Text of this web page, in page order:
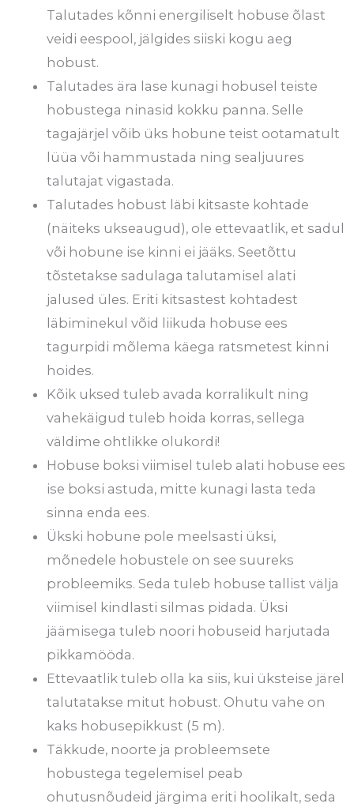
Talutades kõnni energiliselt hobuse õlast
veidi eespool, jälgides siiski kogu aeg
hobust.
Talutades ära lase kunagi hobusel teiste
hobustega ninasid kokku panna. Selle
tagajärjel võib üks hobune teist ootamatult
lüüa või hammustada ning sealjuures
talutajat vigastada.
Talutades hobust läbi kitsaste kohtade
(näiteks ukseaugud), ole ettevaatlik, et sadul
või hobune ise kinni ei jääks. Seetõttu
tõstetakse sadulaga talutamisel alati
jalused üles. Eriti kitsastest kohtadest
läbiminekul võid liikuda hobuse ees
tagurpidi mõlema käega ratsmetest kinni
hoides.
Kõik uksed tuleb avada korralikult ning
vahekäigud tuleb hoida korras, sellega
väldime ohtlikke olukordi!
Hobuse boksi viimisel tuleb alati hobuse ees
ise boksi astuda, mitte kunagi lasta teda
sinna enda ees.
Ükski hobune pole meelsasti üksi,
mõnedele hobustele on see suureks
probleemiks. Seda tuleb hobuse tallist välja
viimisel kindlasti silmas pidada. Üksi
jäämisega tuleb noori hobuseid harjutada
pikkamööda.
Ettevaatlik tuleb olla ka siis, kui üksteise järel
talutatakse mitut hobust. Ohutu vahe on
kaks hobusepikkust (5 m).
Täkkude, noorte ja probleemsete
hobustega tegelemisel peab
ohutusnõudeid järgima eriti hoolikalt, seda